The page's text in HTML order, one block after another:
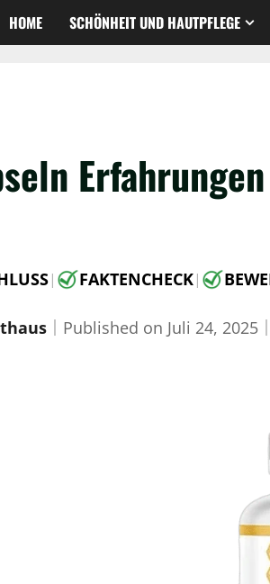
HOME SCHÖNHEIT UND HAUTPFLEGE
| FAKTENCHECK|
｜ Published on Juli 24, 2025｜